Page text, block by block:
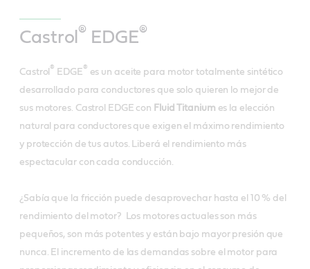
Castrol ® EDGE®
Castrol ® EDGE® es un aceite para motor totalmente sintético
desarrollado para conductores que solo quieren lo mejor de
sus motores. Castrol EDGE con Fluid Titanium es la elección
natural para conductores que exigen el máximo rendimiento
y protección de tus autos. Liberá el rendimiento más
espectacular con cada conducción.
¿Sabía que la fricción puede desaprovechar hasta el 10 % del
rendimiento del motor? Los motores actuales son más
pequeños, son más potentes y están bajo mayor presión que
nunca. El incremento de las demandas sobre el motor para